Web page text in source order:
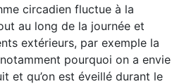
circadien fluctue à la
au long de la journée et
extérieurs, par exemple la
pourquoi on a envie
et qu’on est éveillé durant le